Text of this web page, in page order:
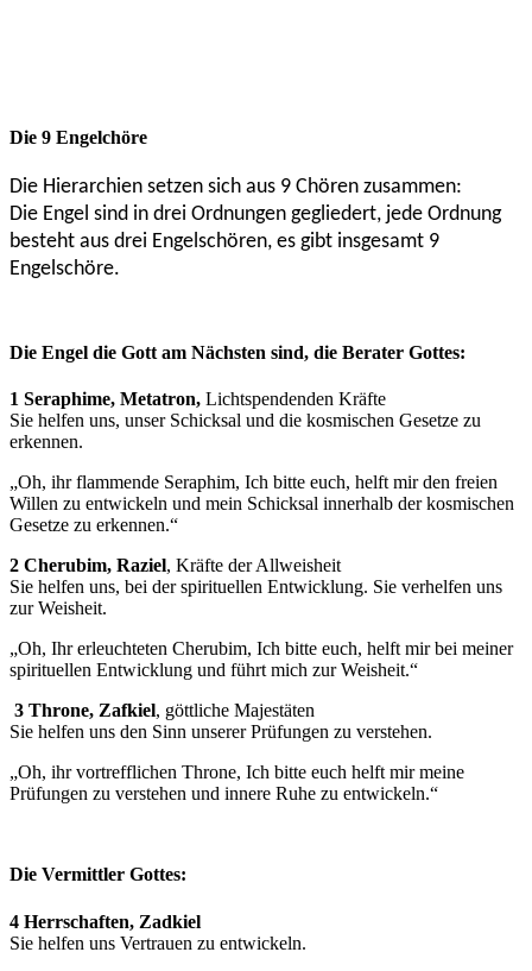
Die 9 Engelchöre
Die Hierarchien setzen sich aus 9 Chören zusammen:
Die Engel sind in drei Ordnungen gegliedert, jede Ordnung
besteht aus drei Engelschören, es gibt insgesamt 9
Engelschöre.
Die Engel die Gott am Nächsten sind, die Berater Gottes:
1 Seraphime, Metatron, Lichtspendenden Kräfte
Sie helfen uns, unser Schicksal und die kosmischen Gesetze zu
erkennen.
„Oh, ihr flammende Seraphim, Ich bitte euch, helft mir den freien
Willen zu entwickeln und mein Schicksal innerhalb der kosmischen
Gesetze zu erkennen.“
2 Cherubim, Raziel, Kräfte der Allweisheit
Sie helfen uns, bei der spirituellen Entwicklung. Sie verhelfen uns
zur Weisheit.
„Oh, Ihr erleuchteten Cherubim, Ich bitte euch, helft mir bei meiner
spirituellen Entwicklung und führt mich zur Weisheit.“
3 Throne, Zafkiel, göttliche Majestäten
Sie helfen uns den Sinn unserer Prüfungen zu verstehen.
„Oh, ihr vortrefflichen Throne, Ich bitte euch helft mir meine
Prüfungen zu verstehen und innere Ruhe zu entwickeln.“
Die Vermittler Gottes:
4 Herrschaften, Zadkiel
Sie helfen uns Vertrauen zu entwickeln.